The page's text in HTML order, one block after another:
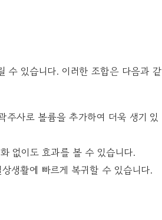
수 있습니다. 이러한 조합은 다음과 같
주사로 볼륨을 추가하여 더욱 생기 있
없이도 효과를 볼 수 있습니다.
생활에 빠르게 복귀할 수 있습니다.